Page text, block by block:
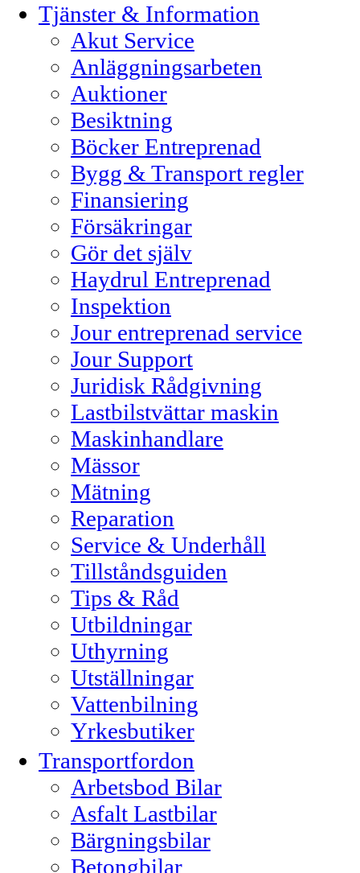
Tjänster & Information
Akut Service
Anläggningsarbeten
Auktioner
Besiktning
Böcker Entreprenad
Bygg & Transport regler
Finansiering
Försäkringar
Gör det själv
Haydrul Entreprenad
Inspektion
Jour entreprenad service
Jour Support
Juridisk Rådgivning
Lastbilstvättar maskin
Maskinhandlare
Mässor
Mätning
Reparation
Service & Underhåll
Tillståndsguiden
Tips & Råd
Utbildningar
Uthyrning
Utställningar
Vattenbilning
Yrkesbutiker
Transportfordon
Arbetsbod Bilar
Asfalt Lastbilar
Bärgningsbilar
Betongbilar